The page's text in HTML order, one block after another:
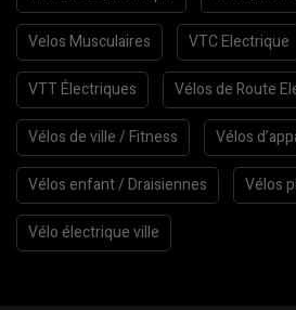
Velos Musculaires VTC Electrique
VTT Électriques Vélos de Route
Vélos de ville / Fitness Vélos
Vélos enfant / Draisiennes Vélos
Vélo électrique ville